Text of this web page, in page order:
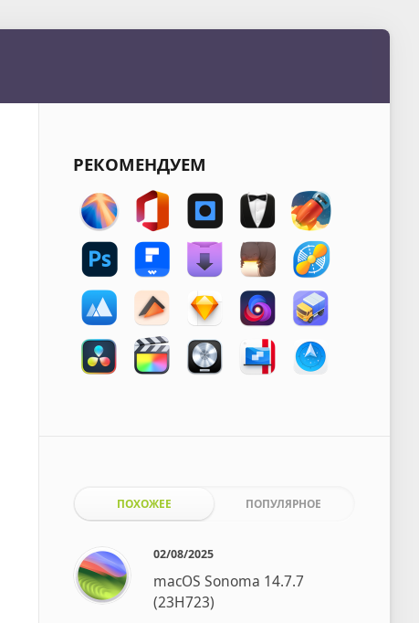
РЕКОМЕНДУЕМ
ПОХОЖЕЕ ПОПУЛЯРНОЕ
02/08/2025
macOS Sonoma 14.7.7
(23H723)